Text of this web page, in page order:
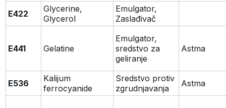
E422
Glycerine,
Glycerol
Emulgator,
Zaslađivač
E441 Gelatine
Emulgator,
sredstvo za
geliranje
Astma
E536
Kalijum
ferrocyanide
Sredstvo protiv
zgrudnjavanja
Astma